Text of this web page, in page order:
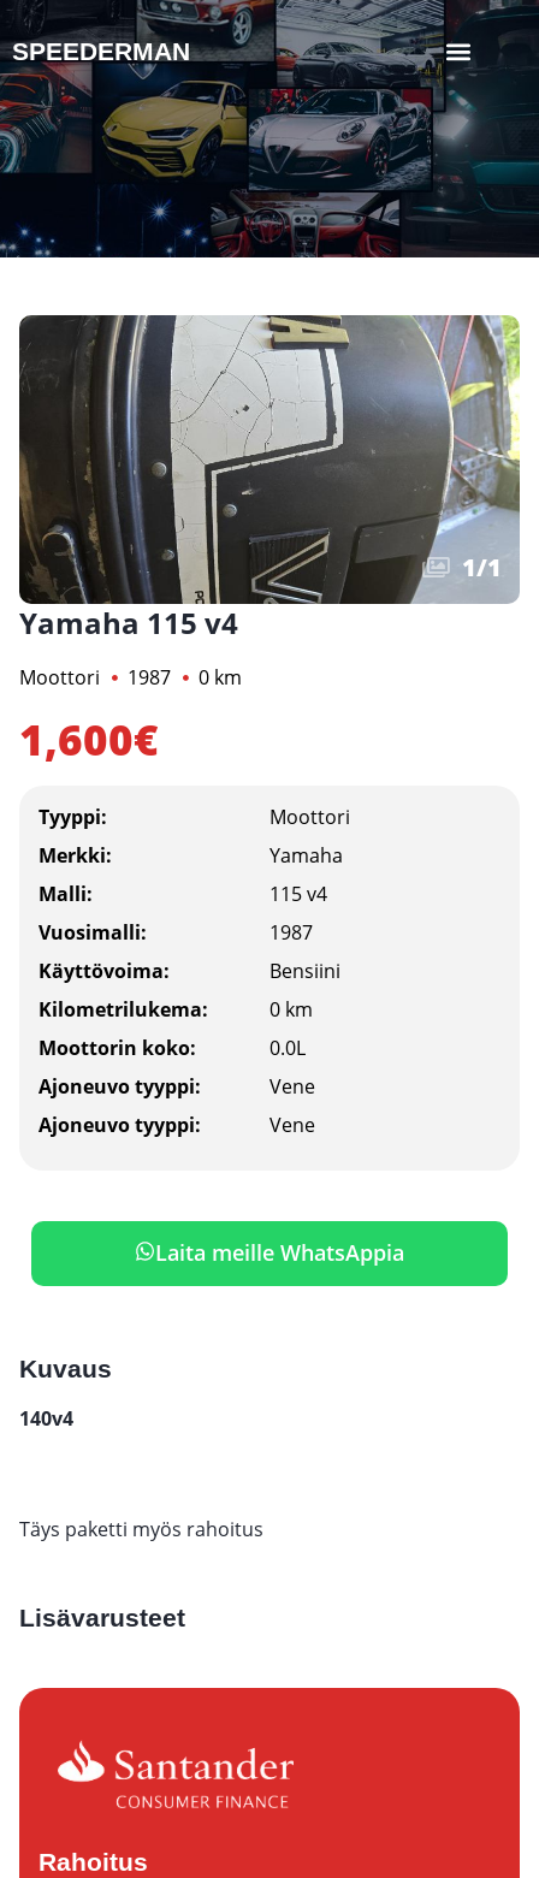
SPEEDERMAN
1/1
Yamaha 115 v4
Moottori 1987 0 km
1,600€
Tyyppi:
Moottori
Merkki:
Yamaha
Malli:
115 v4
Vuosimalli:
1987
Käyttövoima:
Bensiini
Kilometrilukema:
0 km
Moottorin koko:
0.0L
Ajoneuvo tyyppi:
Vene
Ajoneuvo tyyppi:
Vene
Laita meille WhatsAppia
Kuvaus
140v4
Täys paketti myös rahoitus
Lisävarusteet
Rahoitus